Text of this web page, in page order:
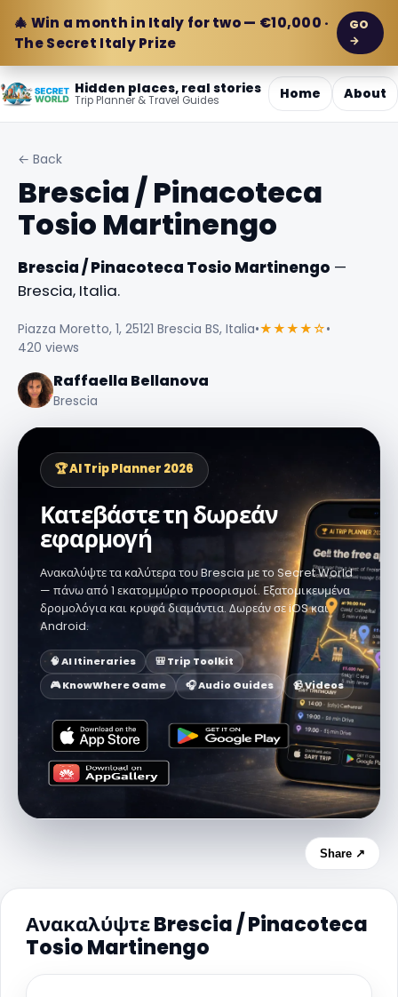
🎄 Win a month in Italy for two — €10,000 ·
The Secret Italy Prize
GO
→
Hidden places, real stories
Trip Planner & Travel Guides Home About
← Back
Brescia / Pinacoteca
Tosio Martinengo
Brescia / Pinacoteca Tosio Martinengo —
Brescia, Italia.
Piazza Moretto, 1, 25121 Brescia BS, Italia•★★★★☆•
420 views
Raffaella Bellanova
Brescia
🏆 AI Trip Planner 2026
Κατεβάστε τη δωρεάν
εφαρμογή
Ανακαλύψτε τα καλύτερα του Brescia με το Secret World
— πάνω από 1 εκατομμύριο προορισμοί. Εξατομικευμένα
δρομολόγια και κρυφά διαμάντια. Δωρεάν σε iOS και
Android.
🧠 AI Itineraries
🎒 Trip Toolkit
🎮 KnowWhere Game
🎧 Audio Guides 📹 Videos
Share ↗
Ανακαλύψτε Brescia / Pinacoteca
Tosio Martinengo